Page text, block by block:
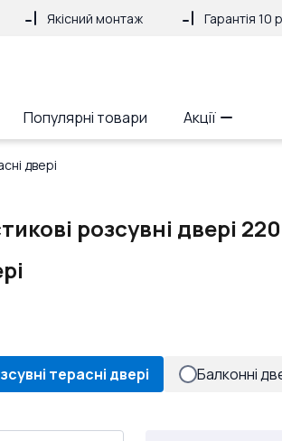
Якісний монтаж Гарантія 10
Популярні товари Акції
двері
розсувні двері
терасні двері Балконні